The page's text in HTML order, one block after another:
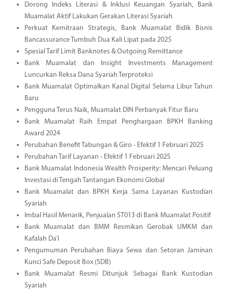
Dorong Indeks Literasi & Inklusi Keuangan Syariah, Bank
Muamalat Aktif Lakukan Gerakan Literasi Syariah
Perkuat Kemitraan Strategis, Bank Muamalat Bidik Bisnis
Bancassurance Tumbuh Dua Kali Lipat pada 2025
Spesial Tarif Limit Banknotes & Outgoing Remittance
Bank Muamalat dan Insight Investments Management
Luncurkan Reksa Dana Syariah Terproteksi
Bank Muamalat Optimalkan Kanal Digital Selama Libur Tahun
Baru
Pengguna Terus Naik, Muamalat DIN Perbanyak Fitur Baru
Bank Muamalat Raih Empat Penghargaan BPKH Banking
Award 2024
Perubahan Benefit Tabungan & Giro - Efektif 1 Februari 2025
Perubahan Tarif Layanan - Efektif 1 Februari 2025
Bank Muamalat Indonesia Wealth Prosperity: Mencari Peluang
Investasi di Tengah Tantangan Ekonomi Global
Bank Muamalat dan BPKH Kerja Sama Layanan Kustodian
Syariah
Imbal Hasil Menarik, Penjualan ST013 di Bank Muamalat Positif
Bank Muamalat dan BMM Resmikan Gerobak UMKM dan
Kafalah Da’i
Pengumuman Perubahan Biaya Sewa dan Setoran Jaminan
Kunci Safe Deposit Box (SDB)
Bank Muamalat Resmi Ditunjuk Sebagai Bank Kustodian
Syariah